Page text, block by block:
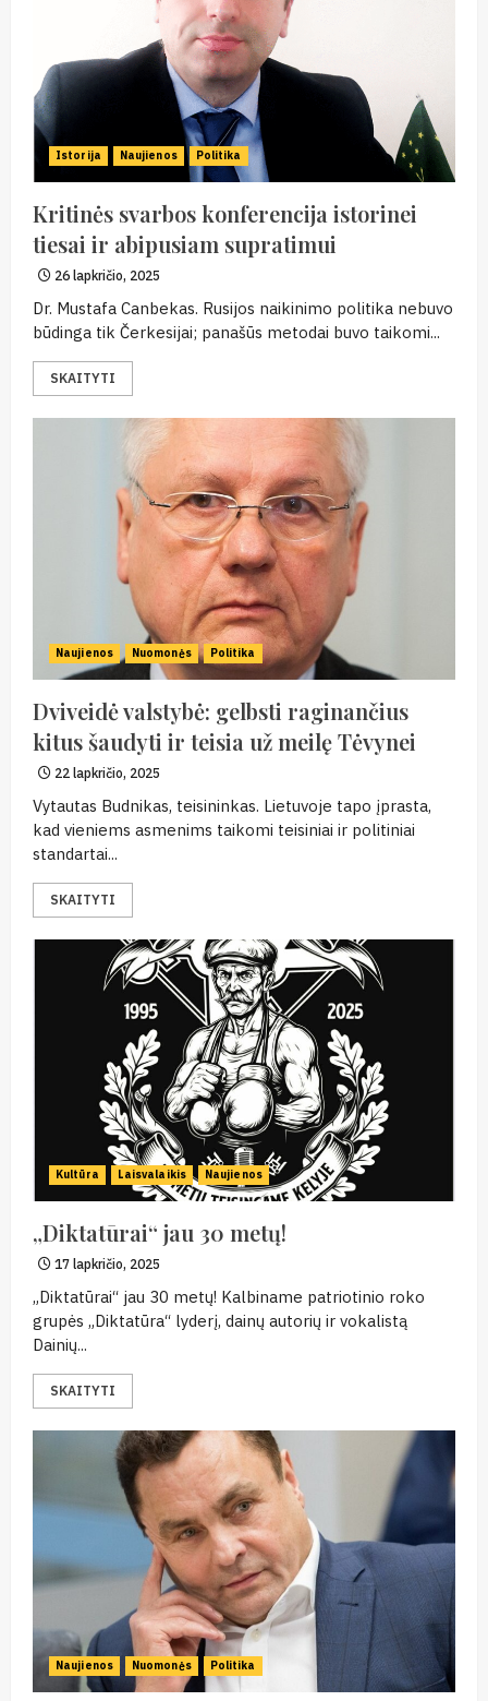
Istorija Naujienos Politika
Kritinės svarbos konferencija istorinei
tiesai ir abipusiam supratimui
26 lapkričio, 2025
Dr. Mustafa Canbekas. Rusijos naikinimo politika nebuvo
būdinga tik Čerkesijai; panašūs metodai buvo taikomi...
SKAITYTI
Naujienos Nuomonės Politika
Dviveidė valstybė: gelbsti raginančius
kitus šaudyti ir teisia už meilę Tėvynei
22 lapkričio, 2025
Vytautas Budnikas, teisininkas. Lietuvoje tapo įprasta,
kad vieniems asmenims taikomi teisiniai ir politiniai
standartai...
SKAITYTI
Kultūra Laisvalaikis Naujienos
„Diktatūrai“ jau 30 metų!
17 lapkričio, 2025
„Diktatūrai“ jau 30 metų! Kalbiname patriotinio roko
grupės „Diktatūra“ lyderį, dainų autorių ir vokalistą
Dainių...
SKAITYTI
Naujienos Nuomonės Politika